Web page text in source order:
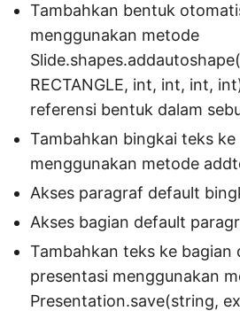
Tambahkan bentuk
menggunakan metode
RECTANGLE, int, int, int,
referensi bentuk dalam
Tambahkan bingkai teks
menggunakan metode
Akses paragraf default
Akses bagian default
Tambahkan teks ke bagian
presentasi menggunakan
Presentation.save(string,